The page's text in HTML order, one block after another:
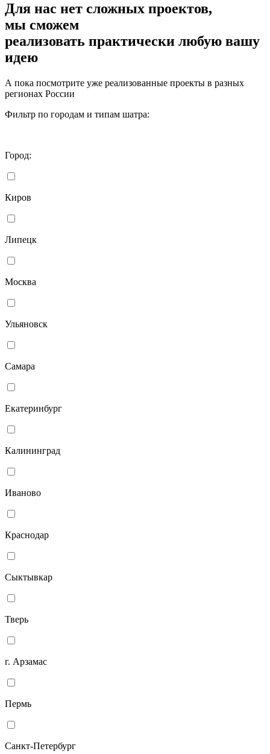
Для нас нет сложных проектов,
мы сможем
реализовать практически любую вашу
идею
А пока посмотрите уже реализованные проекты в разных
регионах России
Фильтр по городам и типам шатра:
Город:
Киров
Липецк
Москва
Ульяновск
Самара
Екатеринбург
Калининград
Иваново
Краснодар
Сыктывкар
Тверь
г. Арзамас
Пермь
Санкт-Петербург